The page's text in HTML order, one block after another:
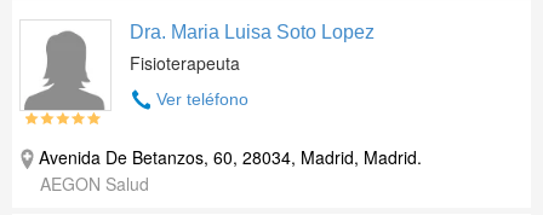
Dra. Maria Luisa Soto Lopez
Fisioterapeuta
Ver teléfono
Avenida De Betanzos, 60, 28034, Madrid, Madrid.
AEGON Salud